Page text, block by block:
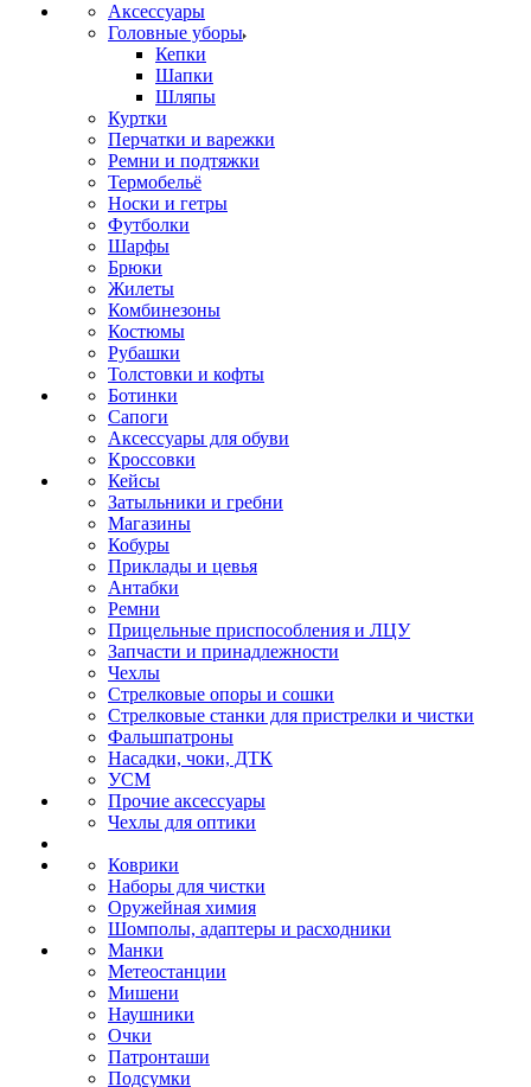
Аксессуары
Головные уборы
Кепки
Шапки
Шляпы
Куртки
Перчатки и варежки
Ремни и подтяжки
Термобельё
Носки и гетры
Футболки
Шарфы
Брюки
Жилеты
Комбинезоны
Костюмы
Рубашки
Толстовки и кофты
Ботинки
Сапоги
Аксессуары для обуви
Кроссовки
Кейсы
Затыльники и гребни
Магазины
Кобуры
Приклады и цевья
Антабки
Ремни
Прицельные приспособления и ЛЦУ
Запчасти и принадлежности
Чехлы
Стрелковые опоры и сошки
Стрелковые станки для пристрелки и чистки
Фальшпатроны
Насадки, чоки, ДТК
УСМ
Прочие аксессуары
Чехлы для оптики
Коврики
Наборы для чистки
Оружейная химия
Шомполы, адаптеры и расходники
Манки
Метеостанции
Мишени
Наушники
Очки
Патронташи
Подсумки